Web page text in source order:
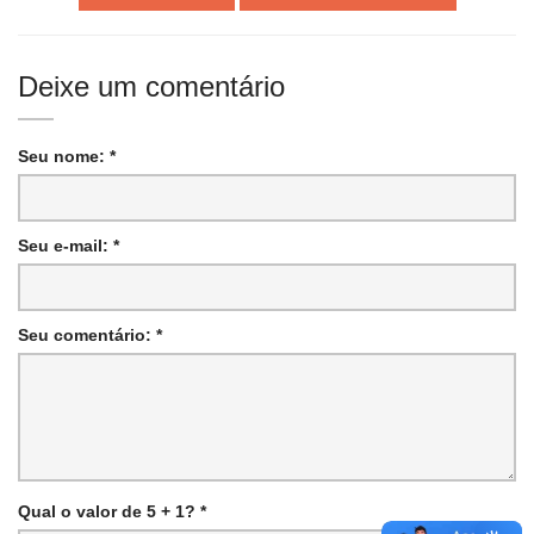
Deixe um comentário
Seu nome: *
Seu e-mail: *
Seu comentário: *
Qual o valor de 5 + 1? *